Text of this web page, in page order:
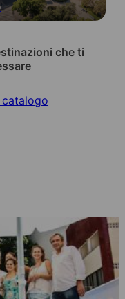
che ti